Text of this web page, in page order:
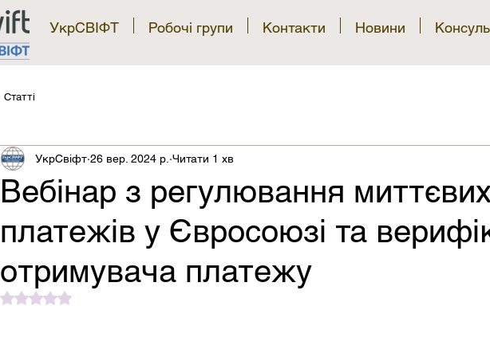
УкрСВІФТ Робочі групи Контакти Новини
Статті
Вебінар з регулювання
платежів у Євросоюзі та
отримувача платежу
УкрСвіфт 26 вер. 2024 р. Читати 1 хв
Оцінка: NaN з 5 зірок.